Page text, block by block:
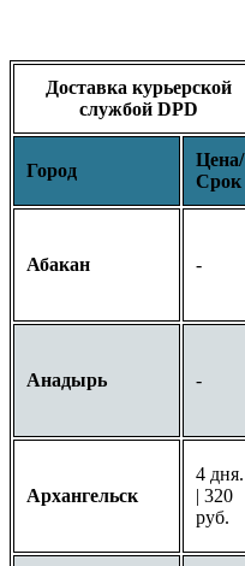
Доставка курьерской
службой DPD
Город
Цена/
Срок
Абакан -
Анадырь -
Архангельск
4 дня.
| 320
руб.